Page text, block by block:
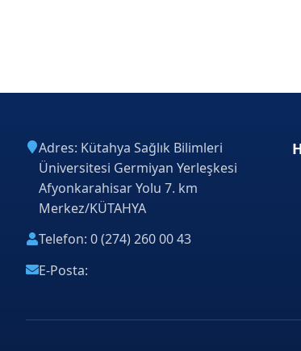
Adres: Kütahya Sağlık Bilimleri
Üniversitesi Germiyan Yerleşkesi
Afyonkarahisar Yolu 7. km
Merkez/KÜTAHYA
Telefon: 0 (274) 260 00 43
E-Posta: